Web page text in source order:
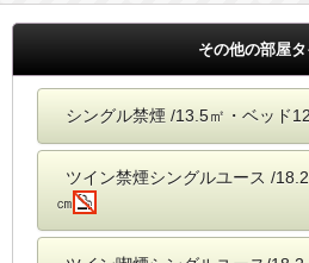
その他の部屋
シングル禁煙 /13.5㎡・ベッド
ツイン禁煙シングルユース /
㎝